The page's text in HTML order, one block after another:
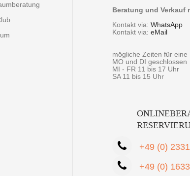
Beratung und Verkauf
Kontakt via: WhatsApp
Kontakt via: eMail
mögliche Zeiten für
MO und DI geschlossen
MI - FR 11 bis 17 Uhr
SA 11 bis 15 Uhr
+49 (0)
+49 (0)